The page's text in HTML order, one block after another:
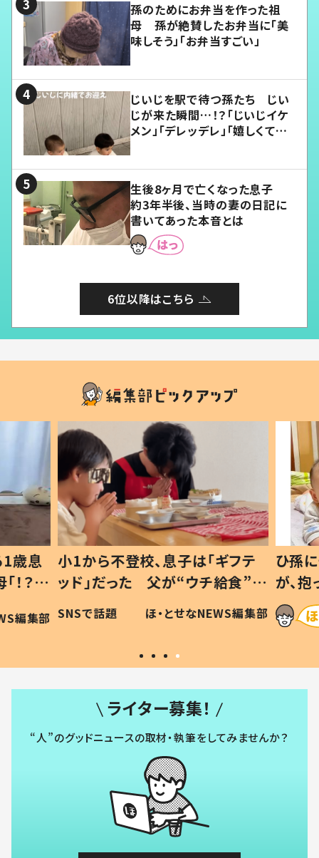
孫のためにお弁当を作った祖
母 孫が絶賛したお弁当に「美
味しそう」「お弁当すごい」
じいじを駅で待つ孫たち じい
じが来た瞬間…！？「じいじイケ
メン」「デレッデレ」「嬉しくて可
生後8ヶ月で亡くなった息子
約3年半後、当時の妻の日記に
書いてあった本音とは
6位以降はこちら
歳息
？」
編集部
小1から不登校、息子は「ギフテ
ッド」だった 父が“ウチ給食”を
作り続ける理由とは #令和の親
#令和の子
SNSで話題 ほ・とせなNEWS編集部
ひ孫
が、
「涙
い」
ライター募集！
“人”のグッドニュースの取材・執筆をしてみませんか？